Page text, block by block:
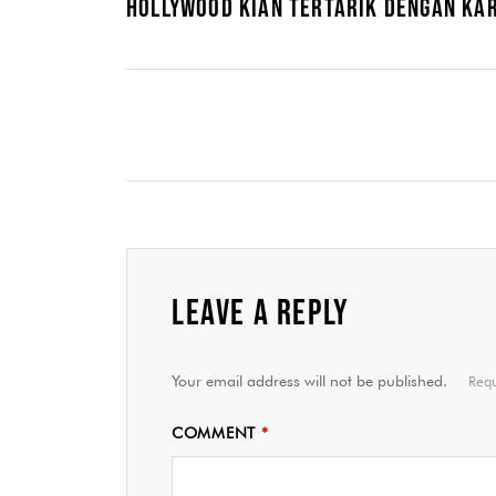
HOLLYWOOD KIAN TERTARIK DENGAN
LEAVE A REPLY
Your email address will not be published.
COMMENT *